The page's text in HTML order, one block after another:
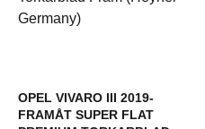
OPEL VIVARO III 2019-
FRAMÅT SUPER FLAT